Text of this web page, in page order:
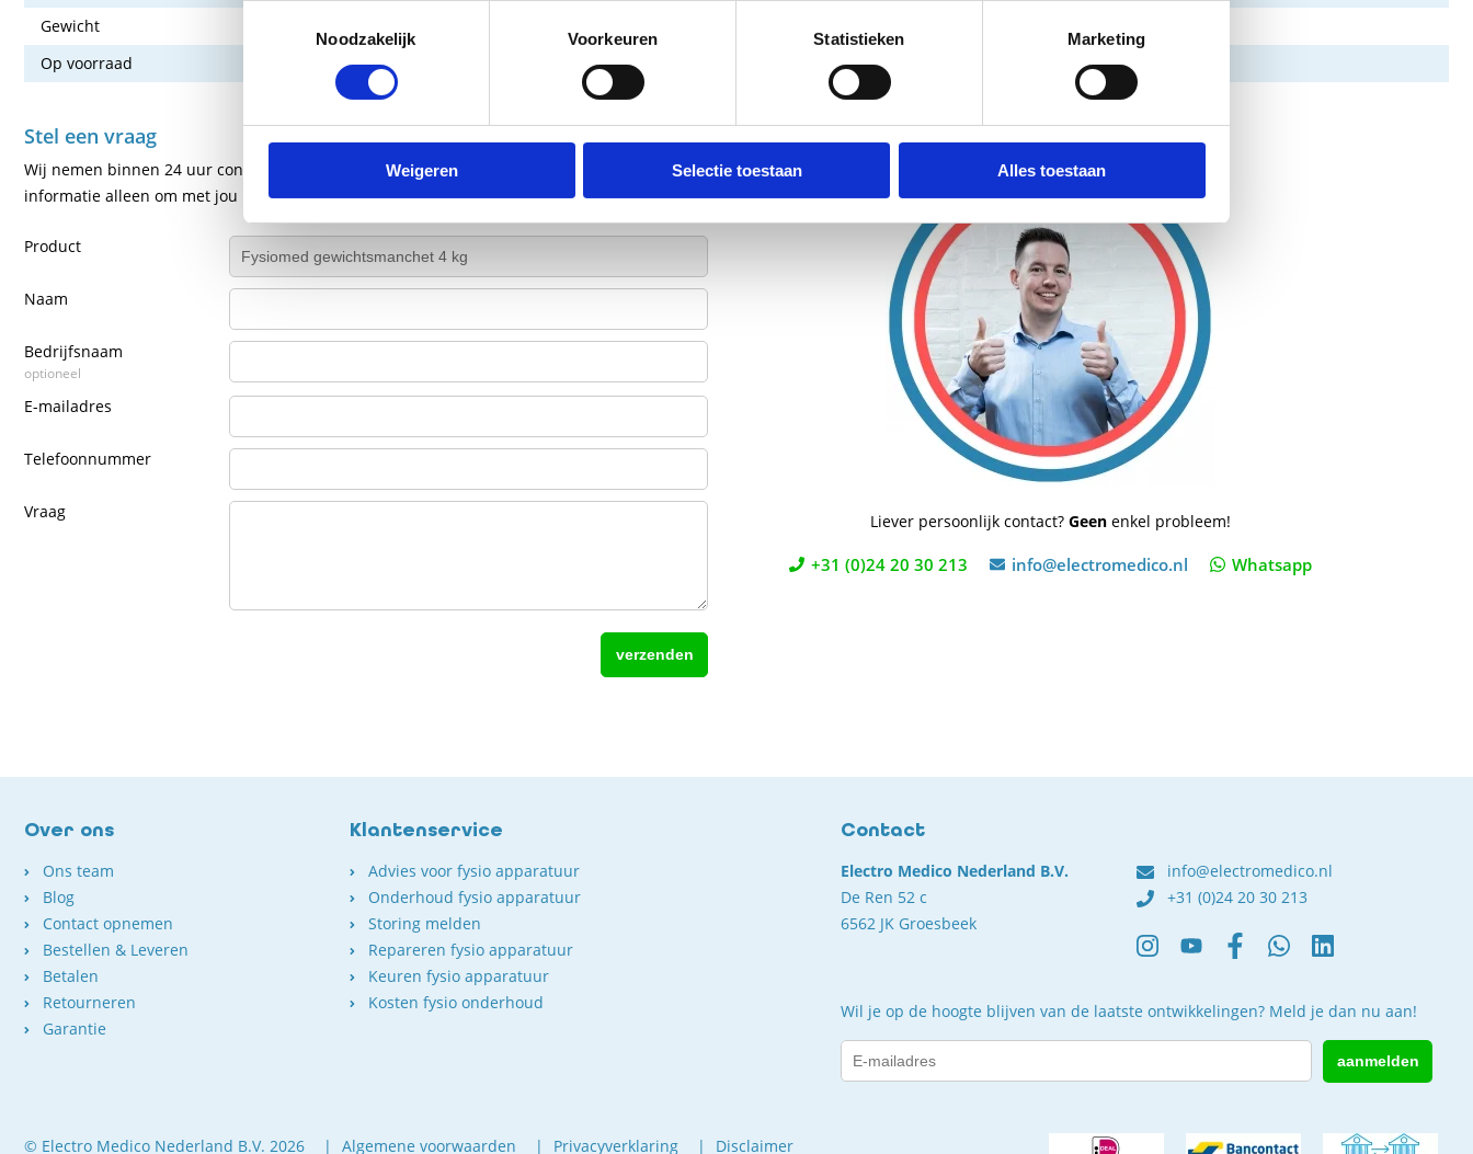
Noodzakelijk
Voorkeuren Statistieken Marketing
Weigeren Selectie toestaan Alles toestaan
Gewicht
Op voorraad
Stel een vraag
Wij nemen binnen 24 uur contact met je op via de e-mail of telefoon. We gebruiken je
informatie alleen om met jou in contact te komen.
Product
Naam
Bedrijfsnaam
optioneel
E-mailadres
Telefoonnummer
Vraag Liever persoonlijk contact? Geenenkel probleem!
+31 (0)24 20 30 213 info@electromedico.nl Whatsapp
Over ons
Ons team
Blog
Contact opnemen
Bestellen & Leveren
Betalen
Retourneren
Garantie
Klantenservice
Advies voor fysio apparatuur
Onderhoud fysio apparatuur
Storing melden
Repareren fysio apparatuur
Keuren fysio apparatuur
Kosten fysio onderhoud
Contact
Electro Medico Nederland B.V.
De Ren 52 c
6562 JK Groesbeek
info@electromedico.nl
+31 (0)24 20 30 213
Wil je op de hoogte blijven van de laatste ontwikkelingen? Meld je dan nu aan!
© Electro Medico Nederland B.V. 2026 Algemene voorwaarden Privacyverklaring Disclaimer